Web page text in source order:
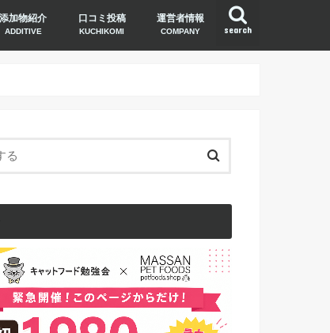
search
添加物紹介
ADDITIVE
口コミ投稿
KUCHIKOMI
運営者情報
COMPANY